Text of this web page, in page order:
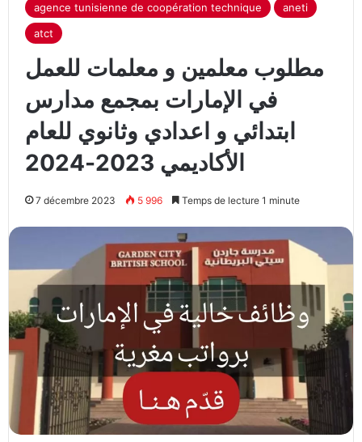
agence tunisienne de coopération technique
aneti
atct
مطلوب معلمين و معلمات للعمل
في الإمارات بمجمع مدارس
ابتدائي و اعدادي وثانوي للعام
الأكاديمي 2023-2024
7 décembre 2023 5 996 Temps de lecture 1 minute